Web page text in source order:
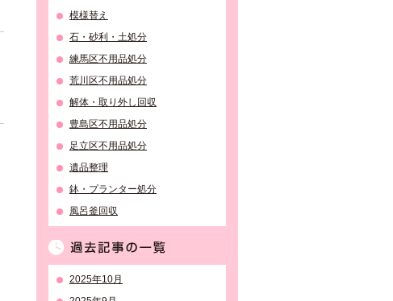
模様替え
石・砂利・土処分
練馬区不用品処分
荒川区不用品処分
解体・取り外し回収
豊島区不用品処分
足立区不用品処分
遺品整理
鉢・プランター処分
風呂釜回収
2025年10月